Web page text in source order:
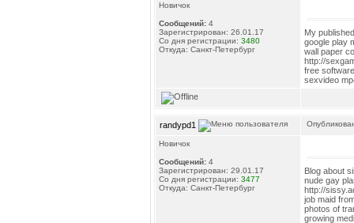
Новичок
Сообщений: 4
Зарегистрирован: 26.01.17
Со дня регистрации: 3480
Откуда: Санкт-Петербург
My
google play
wall paper
http://
free
sexvideo
randypd1
Новичок
Сообщений: 4
Зарегистрирован: 29.01.17
Со дня регистрации: 3477
Откуда: Санкт-Петербург
Blog about
nude gay
http://
job maid
photos of
growing